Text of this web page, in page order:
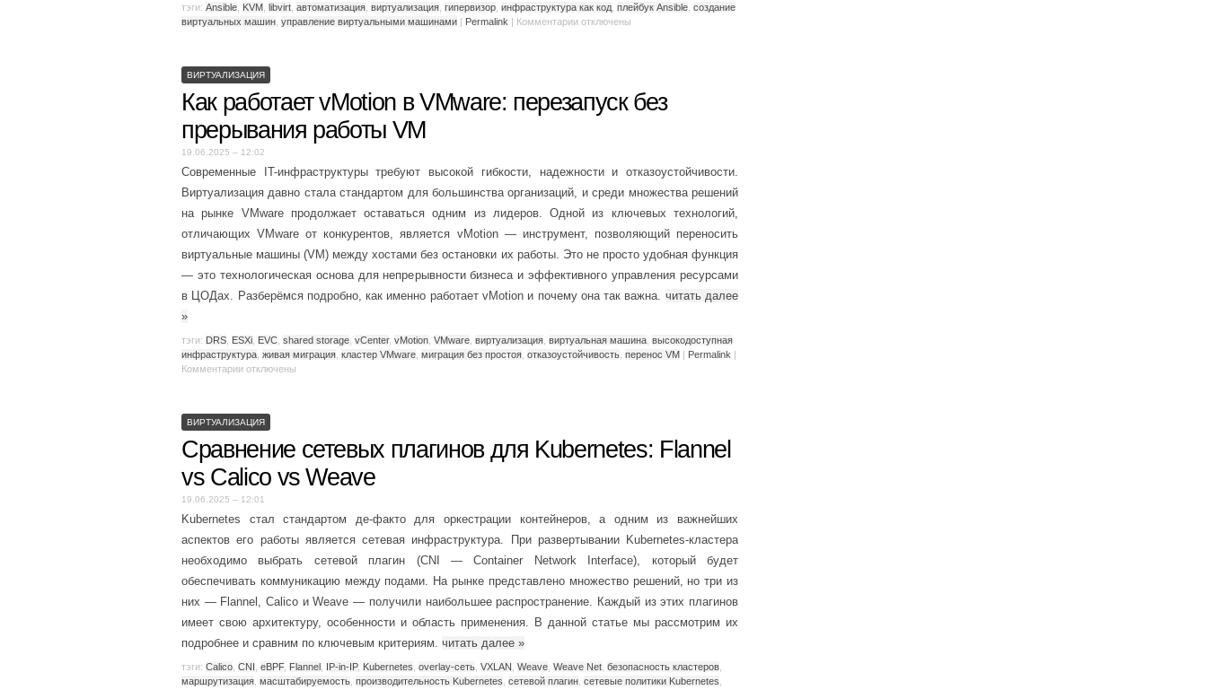
тэги: Ansible KVM libvirt автоматизация виртуализация гипервизор инфраструктура как код плейбук Ansible создание
виртуальных машин управление виртуальными машинами | Permalink | Комментарии отключены
ВИРТУАЛИЗАЦИЯ
Как работает vMotion в VMware: перезапуск без
прерывания работы VM
19.06.2025 – 12:02
Современные IT-инфраструктуры требуют высокой гибкости, надежности и отказоустойчивости.
Виртуализация давно стала стандартом для большинства организаций, и среди множества решений
на рынке VMware продолжает оставаться одним из лидеров. Одной из ключевых технологий,
отличающих VMware от конкурентов, является vMotion — инструмент, позволяющий переносить
виртуальные машины (VM) между хостами без остановки их работы. Это не просто удобная функция
— это технологическая основа для непрерывности бизнеса и эффективного управления ресурсами
в ЦОДах. Разберёмся подробно, как именно работает vMotion и почему она так важна. читать далее
»
тэги: DRS ESXi EVC shared storage vCenter, vMotion VMware виртуализация виртуальная машина высокодоступная
инфраструктура живая миграция кластер VMware миграция без простоя отказоустойчивость перенос VM | Permalink |
Комментарии отключены
ВИРТУАЛИЗАЦИЯ
Сравнение сетевых плагинов для Kubernetes: Flannel
vs Calico vs Weave
19.06.2025 – 12:01
Kubernetes стал стандартом де-факто для оркестрации контейнеров, а одним из важнейших
аспектов его работы является сетевая инфраструктура. При развертывании Kubernetes-кластера
необходимо выбрать сетевой плагин (CNI — Container Network Interface), который будет
обеспечивать коммуникацию между подами. На рынке представлено множество решений, но три из
них — Flannel, Calico и Weave — получили наибольшее распространение. Каждый из этих плагинов
имеет свою архитектуру, особенности и область применения. В данной статье мы рассмотрим их
подробнее и сравним по ключевым критериям. читать далее »
тэги: Calico CNI eBPF, Flannel IP-in-IP, Kubernetes overlay-сеть VXLAN Weave Weave Net безопасность кластеров
маршрутизация масштабируемость производительность Kubernetes сетевой плагин сетевые политики Kubernetes